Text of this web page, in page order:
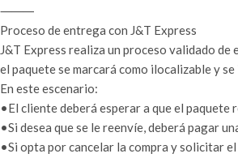
⸻
Proceso de entrega con J&T Express
J&T Express realiza un proceso validado
el paquete se marcará como ilocalizable y
En este escenario:
•El cliente deberá esperar a que el
•Si desea que se le reenvíe, deberá pagar
•Si opta por cancelar la compra y solicitar